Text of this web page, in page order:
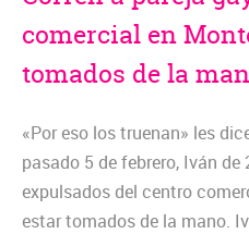
comercial en
tomados de la
«Por eso los truenan» les
pasado 5 de febrero, Iván
expulsados del centro
estar tomados de la mano.